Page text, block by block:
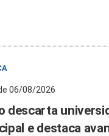
06/08/2026
descarta
e destaca